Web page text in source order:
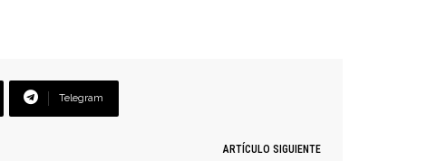
Telegram
ARTÍCULO SIGUIENTE